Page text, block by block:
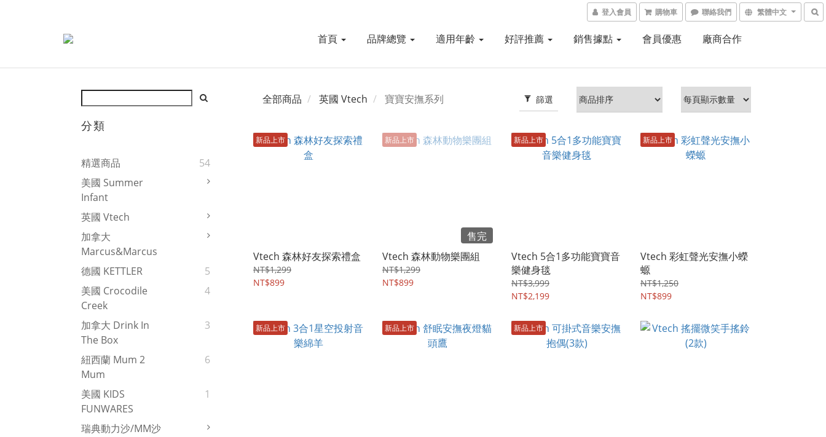
登入會員 購物車 聯絡我們 繁體中文
首頁 品牌總覽 適用年齡 好評推薦 銷售據點 會員優惠 廠商合作
分類
精選商品
54
美國 Summer
Infant
英國 Vtech
加拿大
Marcus&Marcus
德國 KETTLER
5
美國 Crocodile
Creek
4
加拿大 Drink In
The Box
3
紐西蘭 Mum 2
Mum
6
美國 KIDS
FUNWARES
1
瑞典動力沙/MM沙
篩選
全部商品 英國 Vtech 寶寶安撫系列
新品上市
Vtech 森林好友探索禮盒
NT$1,299
NT$899
新品上市
售完
Vtech 森林動物樂團組
NT$1,299
NT$899
新品上市
Vtech 5合1多功能寶寶音
樂健身毯
NT$3,999
NT$2,199
新品上市
Vtech 彩虹聲光安撫小蠑
螈
NT$1,250
NT$899
新品上市 新品上市 新品上市